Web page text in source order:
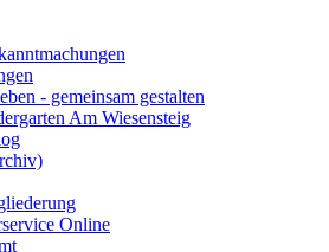
- gemeinsam gestalten
Am Wiesensteig
Online